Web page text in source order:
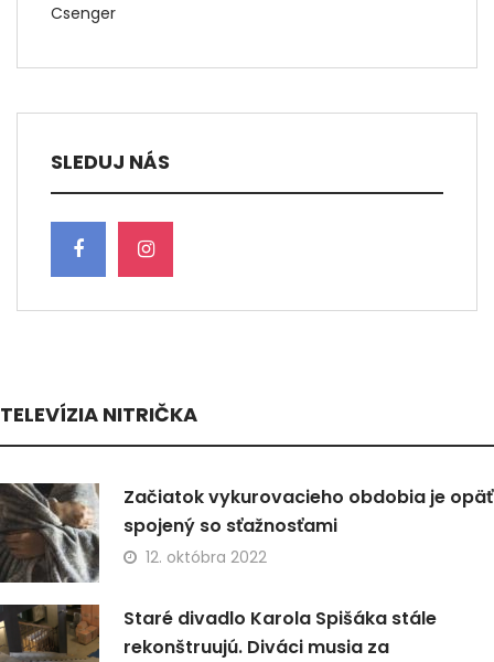
Csenger
SLEDUJ NÁS
TELEVÍZIA NITRIČKA
Začiatok vykurovacieho obdobia je opäť
spojený so sťažnosťami
12. októbra 2022
Staré divadlo Karola Spišáka stále
rekonštruujú. Diváci musia za